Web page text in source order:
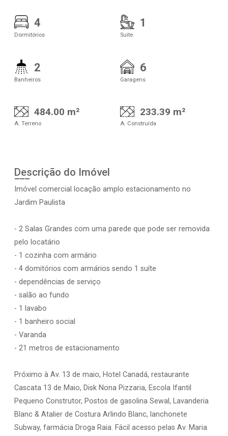
4
Dormitórios
1
Suite
2
Banheiros
6
Garagens
484.00 m²
A. Terreno
233.39 m²
A. Construída
Descrição do Imóvel
Imóvel comercial locação amplo estacionamento no
Jardim Paulista
- 2 Salas Grandes com uma parede que pode ser removida
pelo locatário
- 1 cozinha com armário
- 4 domitórios com armários sendo 1 suíte
- dependências de serviço
- salão ao fundo
- 1 lavabo
- 1 banheiro social
- Varanda
- 21 metros de estacionamento
Próximo à Av. 13 de maio, Hotel Canadá, restaurante
Cascata 13 de Maio, Disk Nona Pizzaria, Escola Ifantil
Pequeno Construtor, Postos de gasolina Sewal, Lavanderia
Blanc & Atalier de Costura Arlindo Blanc, lanchonete
Subway, farmácia Droga Raia. Fácil acesso pelas Av. Maria